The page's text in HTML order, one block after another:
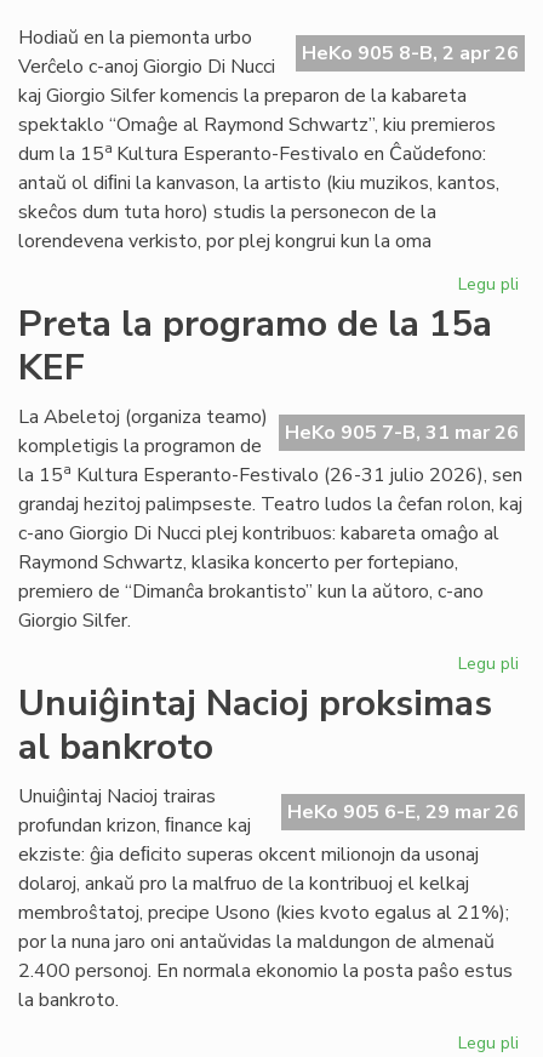
ne
HeKo 905 8-B, 2 apr 26
Hodiaŭ en la piemonta urbo
Verĉelo c-anoj Giorgio Di Nucci
kaj Giorgio Silfer komencis la preparon de la kabareta
spektaklo “Omaĝe al Raymond Schwartz”, kiu premieros
dum la 15a Kultura Esperanto-Festivalo en Ĉaŭdefono:
antaŭ ol diﬁni la kanvason, la artisto (kiu muzikos, kantos,
skeĉos dum tuta horo) studis la personecon de la
lorendevena verkisto, por plej kongrui kun la oma
Legu pli
de
Preta la programo de la 15a
KEF
HeKo 905 7-B, 31 mar 26
La Abeletoj (organiza teamo)
kompletigis la programon de
la 15a Kultura Esperanto-Festivalo (26-31 julio 2026), sen
grandaj hezitoj palimpseste. Teatro ludos la ĉefan rolon, kaj
c-ano Giorgio Di Nucci plej kontribuos: kabareta omaĝo al
Raymond Schwartz, klasika koncerto per fortepiano,
premiero de “Dimanĉa brokantisto” kun la aŭtoro, c-ano
Giorgio Silfer.
Legu pli
la
Unuiĝintaj Nacioj proksimas
al bankroto
HeKo 905 6-E, 29 mar 26
Unuiĝintaj Nacioj trairas
profundan krizon, ﬁnance kaj
ekziste: ĝia deﬁcito superas okcent milionojn da usonaj
dolaroj, ankaŭ pro la malfruo de la kontribuoj el kelkaj
membroŝtatoj, precipe Usono (kies kvoto egalus al 21%);
por la nuna jaro oni antaŭvidas la maldungon de almenaŭ
2.400 personoj. En normala ekonomio la posta paŝo estus
la bankroto.
Legu pli